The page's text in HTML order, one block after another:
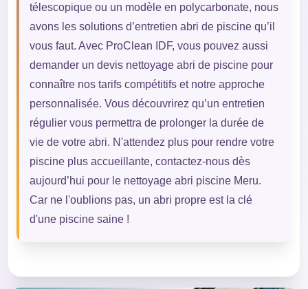
télescopique ou un modèle en polycarbonate, nous
avons les solutions d’entretien abri de piscine qu’il
vous faut. Avec ProClean IDF, vous pouvez aussi
demander un devis nettoyage abri de piscine pour
connaître nos tarifs compétitifs et notre approche
personnalisée. Vous découvrirez qu’un entretien
régulier vous permettra de prolonger la durée de
vie de votre abri. N'attendez plus pour rendre votre
piscine plus accueillante, contactez-nous dès
aujourd’hui pour le nettoyage abri piscine Meru.
Car ne l'oublions pas, un abri propre est la clé
d'une piscine saine !